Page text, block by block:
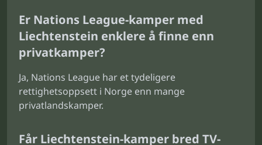
Er Nations League-kamper med
Liechtenstein enklere å finne enn
privatkamper?
Ja, Nations League har et tydeligere
rettighetsoppsett i Norge enn mange
privatlandskamper.
Får Liechtenstein-kamper bred TV-